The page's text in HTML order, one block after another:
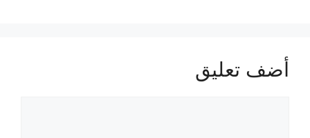
أضف تعليق